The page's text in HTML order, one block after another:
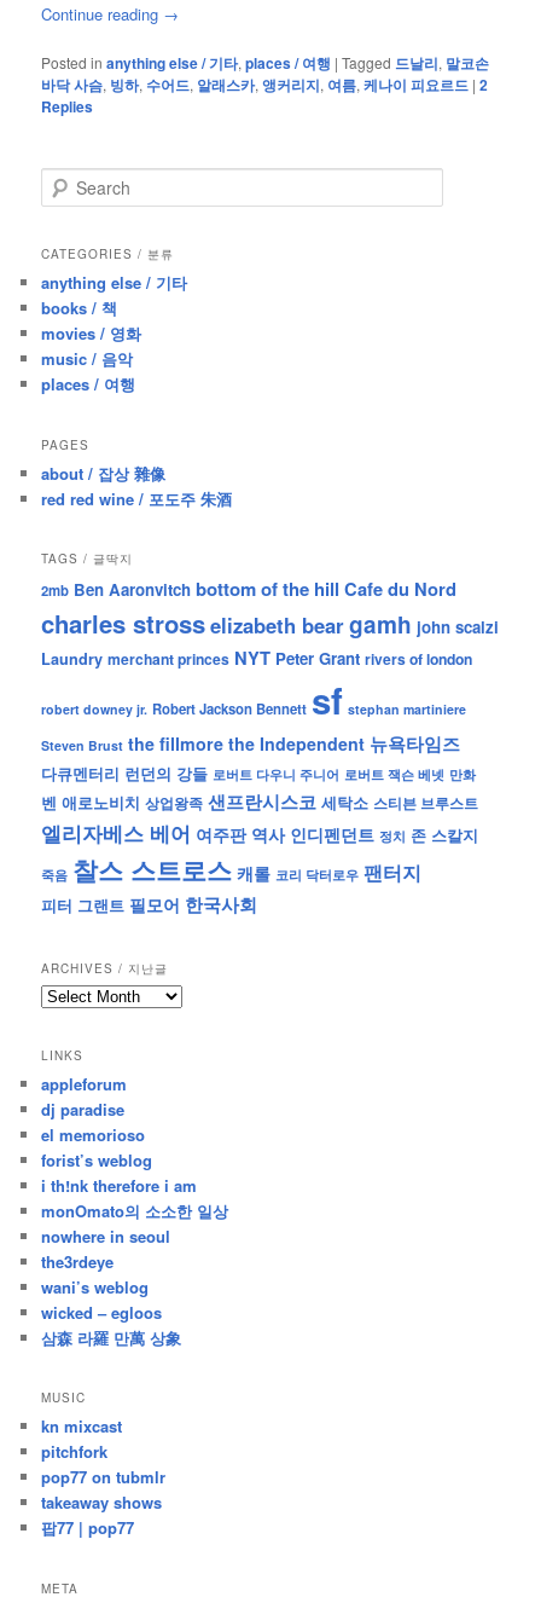
Continue reading →
Posted in anything else / 기타,places / 여행 |Tagged 드날리, 말코손
바닥 사슴, 빙하, 수어드, 알래스카,앵커리지, 여름,케나이 피요르드 |2
Replies
e
r
h
CATEGORIES / 분류
anything else / 기타
books / 책
movies / 영화
music / 음악
places / 여행
PAGES
about / 잡상 雜像
red red wine / 포도주 朱酒
TAGS / 글딱지
2mb Ben Aaronvitch bottom of the hill Cafe du Nord
charles strosselizabeth beargamh john scalzi
Laundry merchant princes NYT Peter Grant rivers of london
robert downey jr. Robert Jackson Bennett sf stephan martiniere
Steven Brust the fillmore the Independent 뉴욕타임즈
다큐멘터리 런던의 강들 로버트 다우니 주니어 로버트 잭슨 베넷 만화
벤 애로노비치 상업왕족 샌프란시스코 세탁소 스티븐 브루스트
엘리자베스 베어 여주판 역사 인디펜던트 정치 존 스칼지
죽음 찰스 스트로스 캐롤 코리 닥터로우 팬터지
피터 그랜트 필모어 한국사회
ARCHIVES / 지난글
archives
난
글
LINKS
appleforum
dj paradise
el memorioso
forist’s weblog
i th!nk therefore i am
monOmato의 소소한 일상
nowhere in seoul
the3rdeye
wani’s weblog
wicked – egloos
삼森 라羅 만萬 상象
MUSIC
kn mixcast
pitchfork
pop77 on tubmlr
takeaway shows
팝77 | pop77
META